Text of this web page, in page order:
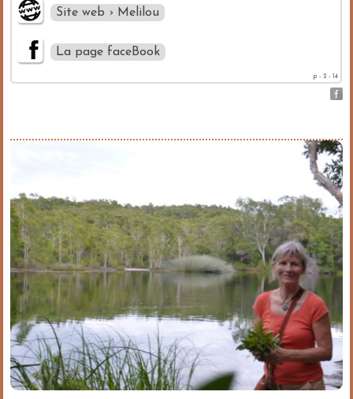
Site web › Melilou
La page faceBook
p - 2 - 14